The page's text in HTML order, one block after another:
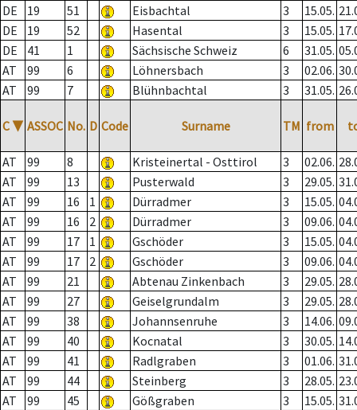
DE
19 51 Eisbachtal 3 15.05.
DE
19 52 Hasental 3 15.05.
DE
41 1 Sächsische Schweiz 6 31.05.
AT
99 6 Löhnersbach 3 02.06.
AT
99 7 Blühnbachtal 3 31.05.
C ▼ ASSOC No. D Code Surname TM from
AT 99 8 Kristeinertal - Osttirol 3 02.06.
AT
99 13 Pusterwald 3 29.05.
AT
99 16 1 Dürradmer 3 15.05.
AT
99 16 2 Dürradmer 3 09.06.
AT
99 17 1 Gschöder 3 15.05.
AT
99 17 2 Gschöder 3 09.06.
AT
99 21 Abtenau Zinkenbach 3 29.05.
AT
99 27 Geiselgrundalm 3 29.05.
AT
99 38 Johannsenruhe 3 14.06.
AT
99 40 Kocnatal 3 30.05.
AT
99 41 Radlgraben 3 01.06.
AT
99 44 Steinberg 3 28.05.
AT
99 45 Gößgraben 3 15.05.